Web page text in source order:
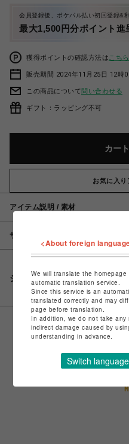
会員登録後、ポケパル払い初回登録&
最大1,500円分ポイント進
獲得ポイントの確認方法は こちら
販売期間 2024年11月25日 12時
この商品について問い合わせる
ギフト：ラッピング不可
カー
お気に入り
アイテム説明 / 素材
サイズ
シェアする
<About foreign
We will translate the
automatic translation service.
Since this service is an
translated correctly and may
page before translation.
In addition, we do not take
indirect damage caused by
understanding in advance.
Switch language